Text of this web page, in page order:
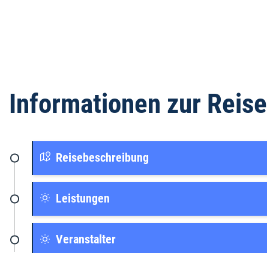
Informationen zur Reise
Reisebeschreibung
Leistungen
Veranstalter